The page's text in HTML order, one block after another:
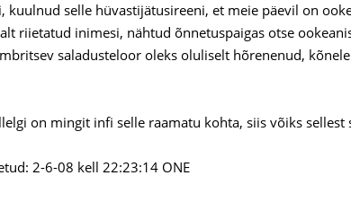
kuulnud selle hüvastijätusireeni, et meie päevil on
riietatud inimesi, nähtud õnnetuspaigas otse
saladusteloor oleks oluliselt hõrenenud,
on mingit infi selle raamatu kohta, siis võiks
2-6-08 kell 22:23:14 ONE